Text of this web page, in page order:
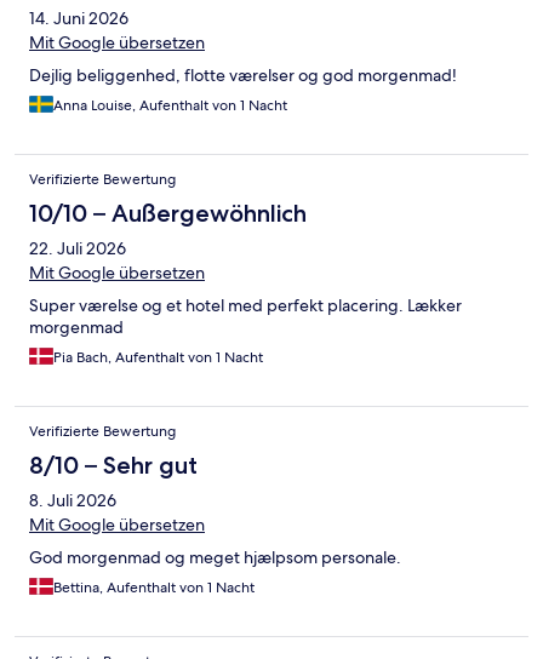
14. Juni 2026
Mit Google übersetzen
Dejlig beliggenhed, flotte værelser og god morgenmad!
Anna Louise, Aufenthalt von 1 Nacht
Verifizierte Bewertung
10/10 – Außergewöhnlich
22. Juli 2026
Mit Google übersetzen
Super værelse og et hotel med perfekt placering. Lækker
morgenmad
Pia Bach, Aufenthalt von 1 Nacht
Verifizierte Bewertung
8/10 – Sehr gut
8. Juli 2026
Mit Google übersetzen
God morgenmad og meget hjælpsom personale.
Bettina, Aufenthalt von 1 Nacht